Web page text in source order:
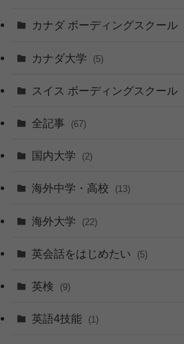
カナダ ボーディングスクール
カナダ大学 (5)
スイス ボーディングスクール
全記事 (67)
国内大学 (2)
海外中学・高校 (13)
海外大学 (22)
英会話をはじめたい (5)
英検 (9)
英語4技能 (1)